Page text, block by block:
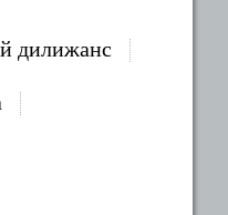
дилижанс